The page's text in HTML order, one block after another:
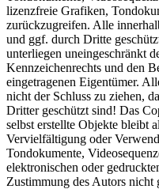
lizenzfreie Grafiken,
zurückzugreifen. Alle
und ggf. durch Dritte
unterliegen uneingeschränkt
Kennzeichenrechts und den
eingetragenen Eigentümer.
nicht der Schluss zu ziehen,
Dritter geschützt sind! Das
selbst erstellte Objekte bleibt
Vervielfältigung oder
Tondokumente,
elektronischen oder
Zustimmung des Autors nicht